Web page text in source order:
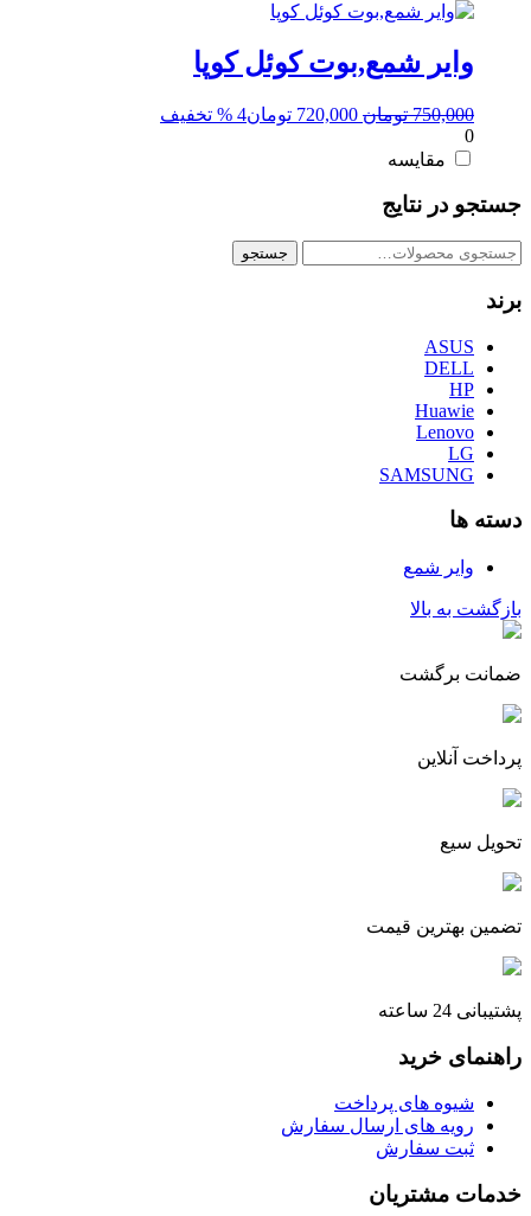
وایر شمع,بوت کوئل کوپا
750,000 تومان قیمت
720,000 تومان4 % تخفیف
0
مقایسه
جستجو در نتایج
جستجو
جستجو
برند
ASUS
DELL
HP
Huawie
Lenovo
LG
SAMSUNG
دسته ها
وایر شمع
بازگشت به بالا
ضمانت برگشت
پرداخت آنلاین
تحویل سیع
تضمین بهترین قیمت
پشتیبانی 24 ساعته
راهنمای خرید
شیوه های پرداخت
رویه های ارسال سفارش
ثبت سفارش
خدمات مشتریان